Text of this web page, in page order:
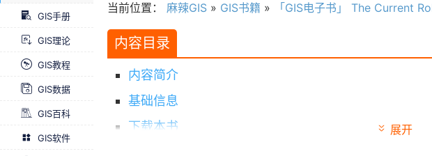
GIS手册
GIS理论
GIS教程
GIS数据
GIS百科
GIS软件
当前位置： 麻辣GIS » GIS书籍 » 「GIS电子书」 The Current Role of Geological Mapping in Geosciences:
内容目录
展开
内容简介
基础信息
下载本书